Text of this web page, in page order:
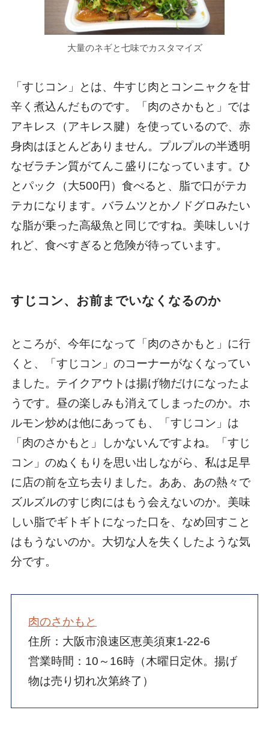
大量のネギと七味でカスタマイズ
「すじコン」とは、牛すじ肉とコンニャクを甘
辛く煮込んだものです。「肉のさかもと」では
アキレス（アキレス腱）を使っているので、赤
身肉はほとんどありません。プルプルの半透明
なゼラチン質がてんこ盛りになっています。ひ
とパック（大500円）食べると、脂で口がテカ
テカになります。バラムツとかノドグロみたい
な脂が乗った高級魚と同じですね。美味しいけ
れど、食べすぎると危険が待っています。
すじコン、お前までいなくなるのか
ところが、今年になって「肉のさかもと」に行
くと、「すじコン」のコーナーがなくなってい
ました。テイクアウトは揚げ物だけになったよ
うです。昼の楽しみも消えてしまったのか。ホ
ルモン炒めは他にあっても、「すじコン」は
「肉のさかもと」しかないんですよね。「すじ
コン」のぬくもりを思い出しながら、私は足早
に店の前を立ち去りました。ああ、あの熱々で
ズルズルのすじ肉にはもう会えないのか。美味
しい脂でギトギトになった口を、なめ回すこと
はもうないのか。大切な人を失くしたような気
分です。
肉のさかもと
住所：大阪市浪速区恵美須東1-22-6
営業時間：10～16時（木曜日定休。揚げ
物は売り切れ次第終了）